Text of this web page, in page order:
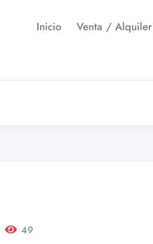
Inicio Venta / Alquiler
49